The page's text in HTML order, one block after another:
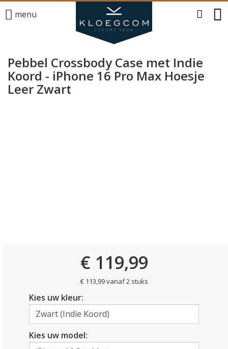
menu
Pebbel Crossbody Case met Indie
Koord - iPhone 16 Pro Max Hoesje
Leer Zwart
€ 119,99
€ 113,99 vanaf 2 stuks
Kies uw kleur:
Kies uw model: